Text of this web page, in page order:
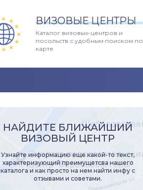
ВИЗОВЫЕ ЦЕНТРЫ
Каталог визовых-центров и
посольств с удобным поиском по
карте
НАЙДИТЕ БЛИЖАЙШИЙ
ВИЗОВЫЙ ЦЕНТР
Узнайте информацию еще какой-то текст,
характеризующий преимущетсва нашего
каталога и как просто на нем найти инфу с
отзывами и советами.